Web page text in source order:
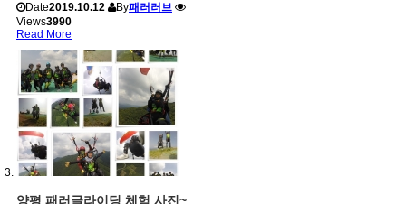
Date2019.10.12 By패러러브
Views3990
Read More
양평 패러글라이딩 체험 사진~